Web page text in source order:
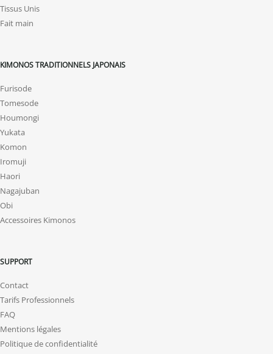
Tissus Unis
Fait main
KIMONOS TRADITIONNELS JAPONAIS
Furisode
Tomesode
Houmongi
Yukata
Komon
Iromuji
Haori
Nagajuban
Obi
Accessoires Kimonos
SUPPORT
Contact
Tarifs Professionnels
FAQ
Mentions légales
Politique de confidentialité